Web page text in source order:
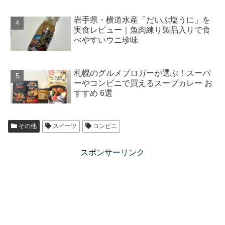
岩手県・横道水産「だいぶ塩うに」を
実食レビュー｜魚肉練り製品入りで食
べやすいウニ珍味
札幌のグルメブロガーが選ぶ！スーパ
ーやコンビニで買えるスープカレー お
すすめ 6選
その他 スイーツ コンビニ
スポンサーリンク